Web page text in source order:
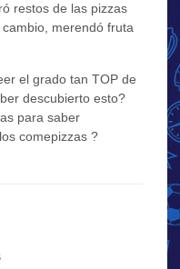
restos de las pizzas
merendó fruta
el grado tan TOP de
descubierto esto?
para saber
comepizzas ?